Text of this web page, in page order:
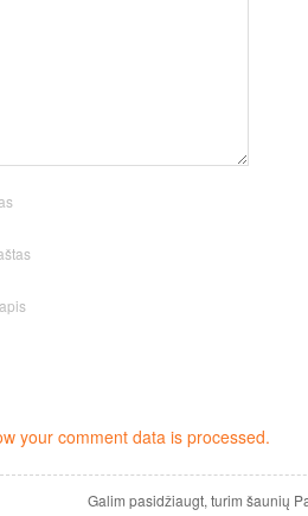
your comment data is processed.
Galim pasidžiaugt, turim šaunių